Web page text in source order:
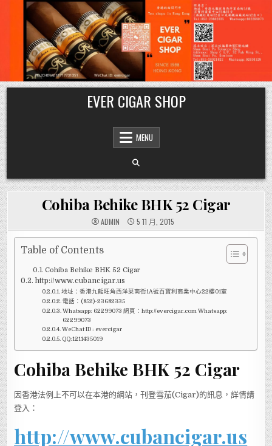
Skip
to
content
EVER CIGAR SHOP
MENU
Cohiba Behike BHK 52 Cigar
ADMIN 5 11 月, 2015
Table of Contents
Cohiba Behike BHK 52 Cigar
http://www.cubancigar.us
地址：香港九龍旺角西洋菜南街1A號百寶利商業中心22樓01室
電話：(852)-23682335
Whatsapp: 62299073 網頁：http://evercigar.com Whatsapp:
62299073
WeChat ID : evercigar
QQ:1211435019
Cohiba Behike BHK 52 Cigar
因香港法例上不可以在本港的網站，刊登雪茄(Cigar)的訊息，詳情請
登入：
http://www.cubancigar.us